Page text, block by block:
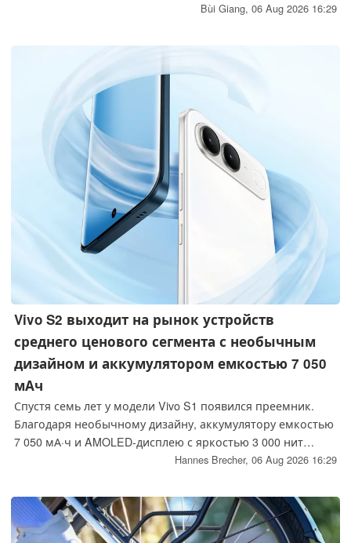
рынках, что стало первым ощутимым шагом в
OnePlus с рынков Европы и США, а также прекращения
Bùi Giang, 06 Aug 2026 16:29
Vivo S2 выходит на рынок устройств
среднего ценового сегмента с необычным
дизайном и аккумулятором емкостью 7 050
мАч
Спустя семь лет у модели Vivo S1 появился преемник.
Благодаря необычному дизайну, аккумулятору емкостью
7 050 мА·ч и AMOLED-дисплею с яркостью 3 000 нит
модель Vivo S2 стремится выделиться на фоне
Hannes Brecher, 06 Aug 2026 16:29